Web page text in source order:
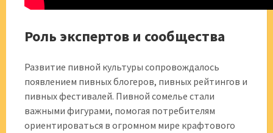
Роль экспертов и сообщества
Развитие пивной культуры сопровождалось
появлением пивных блогеров, пивных рейтингов и
пивных фестивалей. Пивной сомелье стали
важными фигурами, помогая потребителям
ориентироваться в огромном мире крафтового